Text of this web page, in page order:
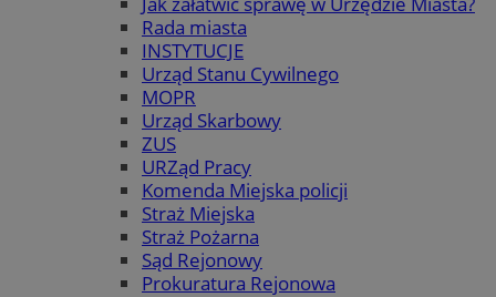
Rada miasta
INSTYTUCJE
Urząd Stanu Cywilnego
MOPR
Urząd Skarbowy
ZUS
URZąd Pracy
Komenda Miejska policji
Straż Miejska
Straż Pożarna
Sąd Rejonowy
Prokuratura Rejonowa